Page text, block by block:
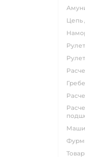
расческа для собак для вычесывания